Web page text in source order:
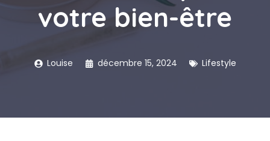
votre bien-être
Louise décembre 15, 2024 Lifestyle